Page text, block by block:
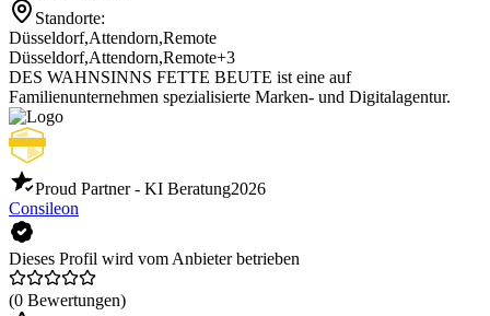
Standorte:
Düsseldorf,Attendorn,Remote
Düsseldorf,Attendorn,Remote+3
DES WAHNSINNS FETTE BEUTE ist eine auf
Familienunternehmen spezialisierte Marken- und Digitalagentur.
Proud Partner - KI Beratung2026
Consileon
Dieses Profil wird vom Anbieter betrieben
(0 Bewertungen)